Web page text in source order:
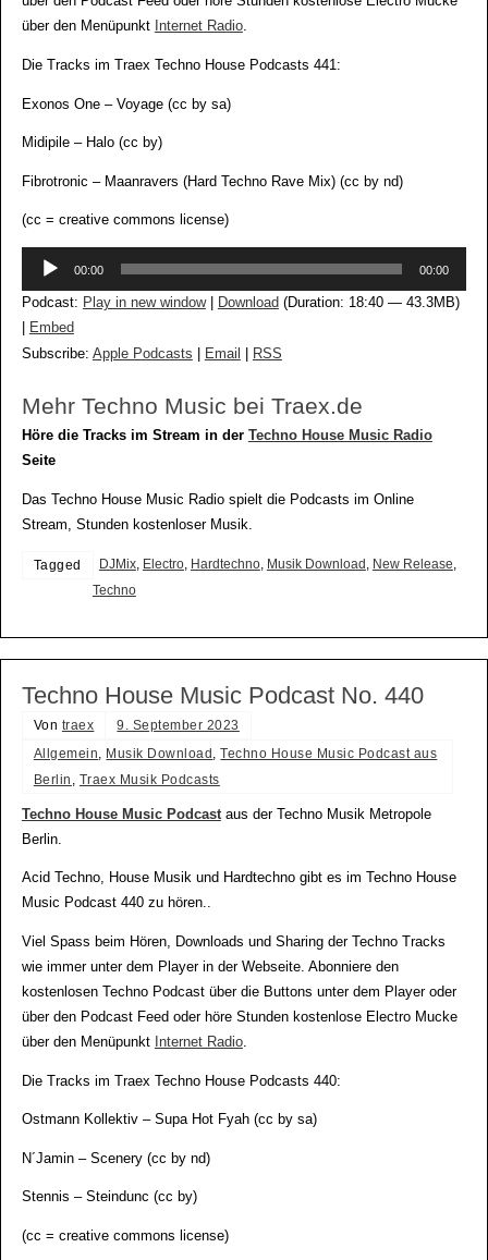
über den Menüpunkt Internet Radio.
Die Tracks im Traex Techno House Podcasts 441:
Exonos One – Voyage (cc by sa)
Midipile – Halo (cc by)
Fibrotronic – Maanravers (Hard Techno Rave Mix) (cc by nd)
(cc = creative commons license)
Audio-
00:00 00:00
Podcast: Play in new window| Download (Duration: 18:40 — 43.3MB)
Embed
Subscribe: Apple Podcasts Email RSS
Mehr Techno Music bei Traex.de
Höre die Tracks im Stream in der Techno House Music Radio
Seite
Das Techno House Music Radio spielt die Podcasts im Online
Stream, Stunden kostenloser Musik.
Tagged DJMix, Electro, Hardtechno, Musik Download , New Release,
Techno
Techno House Music Podcast No. 440
Von traex
9. September 2023
Allgemein, Musik Download,Techno House Music Podcast aus
Berlin , Traex Musik Podcasts
Techno House Music Podcastaus der Techno Musik Metropole
Berlin.
Acid Techno, House Musik und Hardtechno gibt es im Techno House
Music Podcast 440 zu hören..
Viel Spass beim Hören, Downloads und Sharing der Techno Tracks
wie immer unter dem Player in der Webseite. Abonniere den
kostenlosen Techno Podcast über die Buttons unter dem Player oder
über den Podcast Feed oder höre Stunden kostenlose Electro Mucke
über den Menüpunkt Internet Radio.
Die Tracks im Traex Techno House Podcasts 440:
Ostmann Kollektiv – Supa Hot Fyah (cc by sa)
N´Jamin – Scenery (cc by nd)
Stennis – Steindunc (cc by)
(cc = creative commons license)